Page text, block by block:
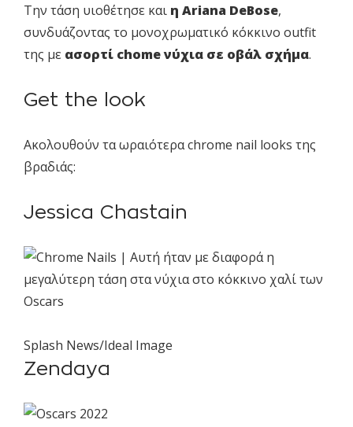
Την τάση υιοθέτησε και η Ariana DeBose,
συνδυάζοντας το μονοχρωματικό κόκκινο outfit
της με ασορτί chome νύχια σε οβάλ σχήμα.
Get the look
Ακολουθούν τα ωραιότερα chrome nail looks της
βραδιάς:
Jessica Chastain
Splash News/Ideal Image
Zendaya